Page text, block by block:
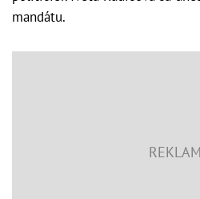
mandátu.